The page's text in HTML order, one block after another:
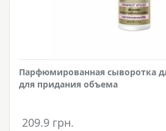
Парфюмированная сыворотка
для придания объема
209.9 грн.